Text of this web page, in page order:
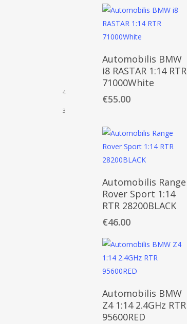
4
3
Daugiau
Automobilis BMW
i8 RASTAR 1:14 RTR
71000White
€55.00
Daugiau
Automobilis Range
Rover Sport 1:14
RTR 28200BLACK
€46.00
Daugiau
Automobilis BMW
Z4 1:14 2.4GHz RTR
95600RED